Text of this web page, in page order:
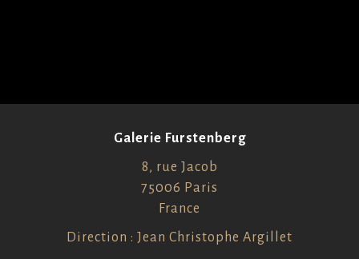
Galerie Furstenberg
8, rue Jacob
75006 Paris
France
Direction : Jean Christophe Argillet